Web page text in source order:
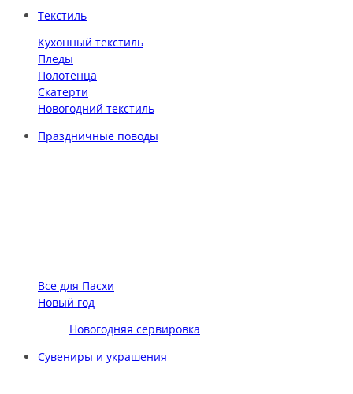
Текстиль
Кухонный текстиль
Пледы
Полотенца
Скатерти
Новогодний текстиль
Праздничные поводы
Все для Пасхи
Новый год
Новогодняя сервировка
Сувениры и украшения